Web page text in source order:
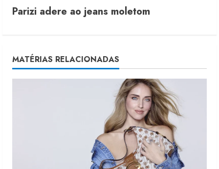
t
n
u
Parizi adere ao jeans moletom
MATÉRIAS RELACIONADAS